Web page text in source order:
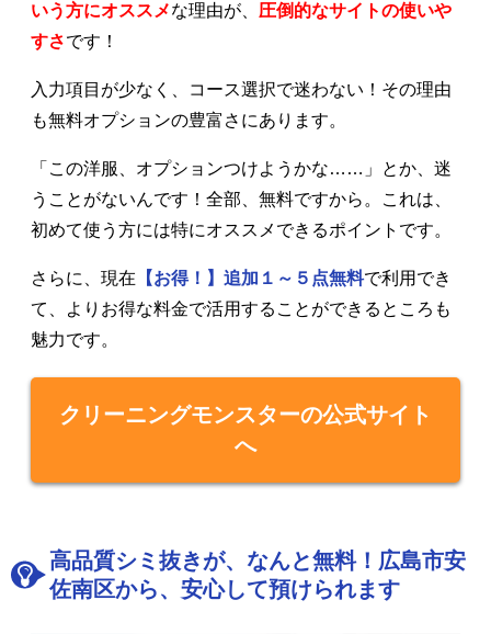
いう方にオススメな理由が、 圧倒的なサイトの使いや
すさです！
入力項目が少なく、コース選択で迷わない！その理由
も無料オプションの豊富さにあります。
「この洋服、オプションつけようかな……」とか、迷
うことがないんです！全部、無料ですから。これは、
初めて使う方には特にオススメできるポイントです。
さらに、現在 【お得！】追加１～５点無料で利用でき
て、よりお得な料金で活用することができるところも
魅力です。
クリーニングモンスターの公式サイト
へ
高品質シミ抜きが、なんと無料！広島市安
佐南区から、安心して預けられます